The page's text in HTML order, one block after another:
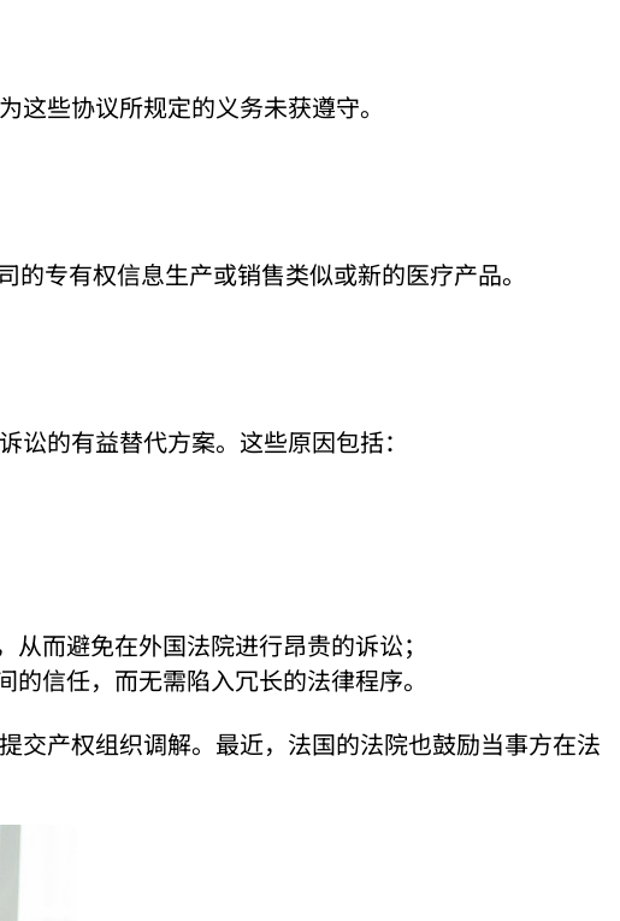
些协议所规定的义务未获遵守。
专有权信息生产或销售类似或新的医疗产品。
的有益替代方案。这些原因包括：
而避免在外国法院进行昂贵的诉讼；
信任，而无需陷入冗长的法律程序。
交产权组织调解。最近，法国的法院也鼓励当事方在法